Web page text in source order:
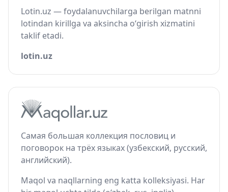
Lotin.uz — foydalanuvchilarga berilgan matnni
lotindan kirillga va aksincha o‘girish xizmatini
taklif etadi.
lotin.uz
Самая большая коллекция пословиц и
поговорок на трёх языках (узбекский, русский,
английский).
Maqol va naqllarning eng katta kolleksiyasi. Har